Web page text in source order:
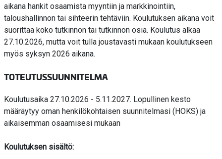
aikana hankit osaamista myyntiin ja markkinointiin,
taloushallinnon tai sihteerin tehtäviin. Koulutuksen aikana voit
suorittaa koko tutkinnon tai tutkinnon osia. Koulutus alkaa
27.10.2026, mutta voit tulla joustavasti mukaan koulutukseen
myös syksyn 2026 aikana.
TOTEUTUSSUUNNITELMA
Koulutusaika 27.10.2026 - 5.11.2027. Lopullinen kesto
määräytyy oman henkilökohtaisen suunnitelmasi (HOKS) ja
aikaisemman osaamisesi mukaan
Koulutuksen sisältö: